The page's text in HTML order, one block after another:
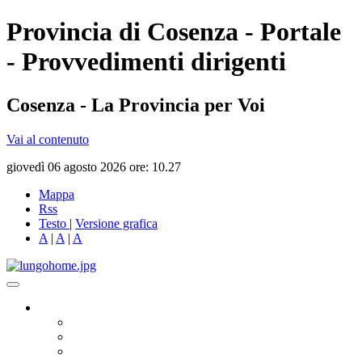
Provincia di Cosenza - Portale
- Provvedimenti dirigenti
Cosenza - La Provincia per Voi
Vai al contenuto
giovedì 06 agosto 2026 ore: 10.27
Mappa
Rss
Testo | Versione grafica
A | A | A